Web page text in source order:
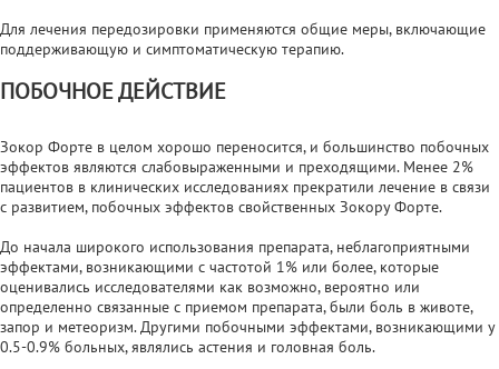
Для лечения передозировки применяются общие меры, включающие
поддерживающую и симптоматическую терапию.
ПОБОЧНОЕ ДЕЙСТВИЕ
Зокор Форте в целом хорошо переносится, и большинство побочных
эффектов являются слабовыраженными и преходящими. Менее 2%
пациентов в клинических исследованиях прекратили лечение в связи
с развитием, побочных эффектов свойственных Зокору Форте.
До начала широкого использования препарата, неблагоприятными
эффектами, возникающими с частотой 1% или более, которые
оценивались исследователями как возможно, вероятно или
определенно связанные с приемом препарата, были боль в животе,
запор и метеоризм. Другими побочными эффектами, возникающими у
0.5-0.9% больных, являлись астения и головная боль.